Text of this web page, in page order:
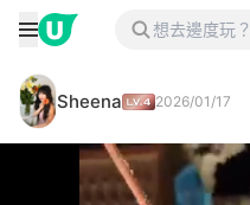
Sheena 2026/01/17